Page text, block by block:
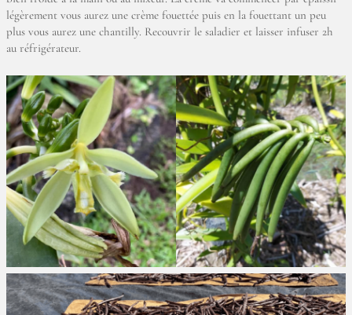
légèrement vous aurez une crème fouettée puis en la fouettant un peu
plus vous aurez une chantilly. Recouvrir le saladier et laisser infuser 2h
au réfrigérateur.